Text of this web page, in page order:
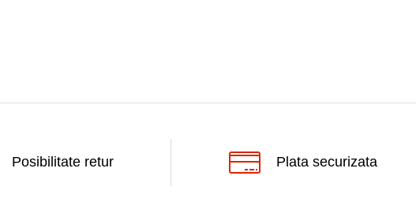
Posibilitate retur Plata securizata